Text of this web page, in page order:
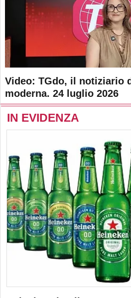
Video: TGdo, il notiziario
moderna. 24 luglio 2026
IN EVIDENZA